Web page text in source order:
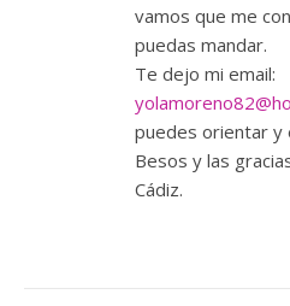
vamos que me
puedas mandar.
Te dejo mi email:
puedes orientar y
Besos y las
Cádiz.